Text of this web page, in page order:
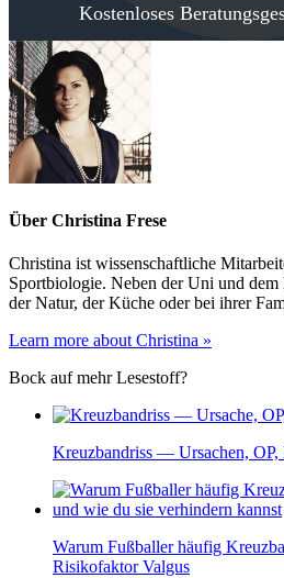
Kostenloses
Über Christina Frese
Christina ist wissenschaftliche
Sportbiologie. Neben der Uni und
der Natur, der Küche oder bei ihrer
Learn more about Christina »
Bock auf mehr Lesestoff?
Kreuzbandriss — Ursachen,
Warum Fußballer häufig
Risikofaktor Valgus